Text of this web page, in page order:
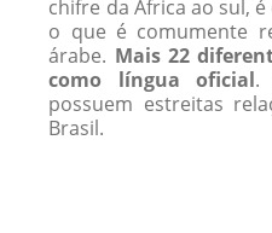
chifre da África ao sul,
o que é comumente
árabe. Mais 22
como língua oficial.
possuem estreitas
Brasil.